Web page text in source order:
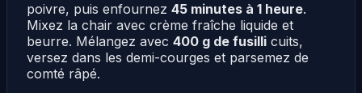
poivre, puis enfournez 45 minutes à 1 heure.
Mixez la chair avec crème fraîche liquide et
beurre. Mélangez avec 400 g de fusilli cuits,
versez dans les demi-courges et parsemez de
comté râpé.